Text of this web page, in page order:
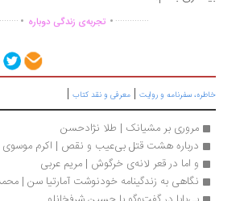
............... .تجربه‌ی زندگی دوباره ...............
سفرنامه‌ و روایت|معرفی و نقد کتاب|
مروری بر مشیانک | طلا نژادحسن
درباره هشت قتل بی‌عیب و نقص | اکرم موسوی
و اما در قعر لانه‌ی خرگوش | مریم عربی
نگاهی به زندگینامه خودنوشت آمارتیا سن | محمد سعید